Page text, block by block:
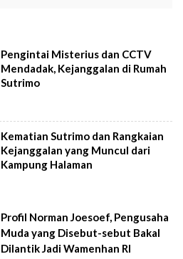
Pengintai Misterius dan CCTV
Mendadak, Kejanggalan di Rumah
Sutrimo
Kematian Sutrimo dan Rangkaian
Kejanggalan yang Muncul dari
Kampung Halaman
Profil Norman Joesoef, Pengusaha
Muda yang Disebut-sebut Bakal
Dilantik Jadi Wamenhan RI